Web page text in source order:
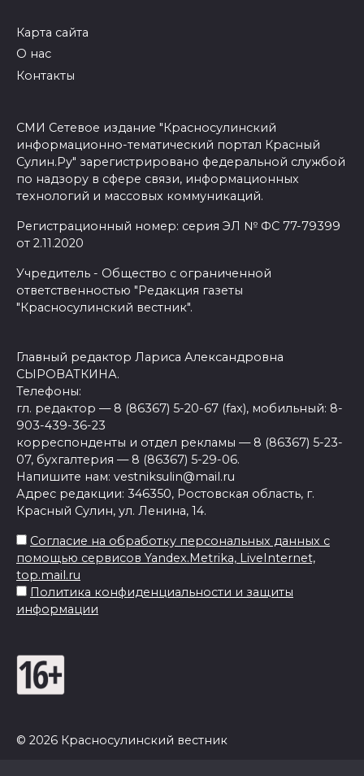
Карта сайта
О нас
Контакты
СМИ Сетевое издание "Красносулинский
информационно-тематический портал Красный
Сулин.Ру" зарегистрировано федеральной службой
по надзору в сфере связи, информационных
технологий и массовых коммуникаций.
Регистрационный номер: серия ЭЛ № ФС 77-79399
от 2.11.2020
Учредитель - Общество с ограниченной
ответственностью "Редакция газеты
"Красносулинский вестник".
Главный редактор Лариса Александровна
СЫРОВАТКИНА.
Телефоны:
гл. редактор — 8 (86367) 5-20-67 (fax), мобильный: 8-
903-439-36-23
корреспонденты и отдел рекламы — 8 (86367) 5-23-
07, бухгалтерия — 8 (86367) 5-29-06.
Напишите нам: vestniksulin@mail.ru
Адрес редакции: 346350, Ростовская область, г.
Красный Сулин, ул. Ленина, 14.
Согласие на обработку персональных данных с
помощью сервисов Yandex.Metrika, LiveInternet,
top.mail.ru
Политика конфиденциальности и защиты
информации
© 2026 Красносулинский вестник